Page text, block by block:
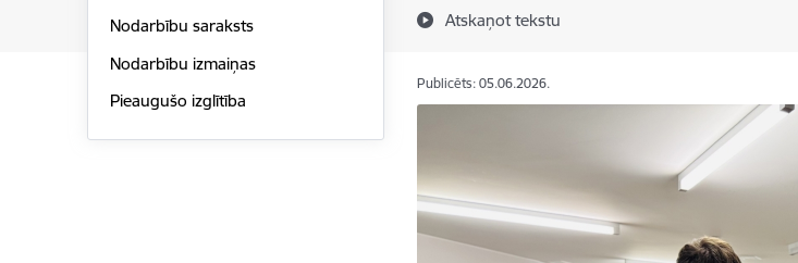
Atskaņot tekstu
Nodarbību saraksts
Nodarbību izmaiņas
Pieaugušo izglītība
Publicēts: 05.06.2026.